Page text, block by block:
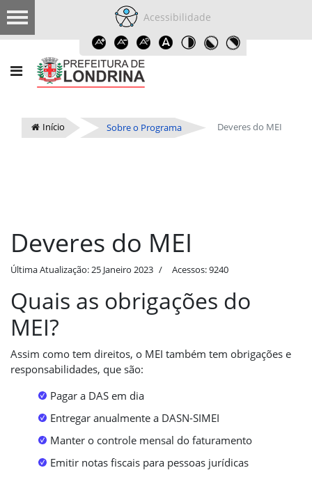
Acessibilidade
Início Sobre o Programa Deveres do MEI
Deveres do MEI
Última Atualização: 25 Janeiro 2023 Acessos: 9240
Quais as obrigações do
MEI?
Assim como tem direitos, o MEI também tem obrigações e
responsabilidades, que são:
Pagar a DAS em dia
Entregar anualmente a DASN-SIMEI
Manter o controle mensal do faturamento
Emitir notas fiscais para pessoas jurídicas